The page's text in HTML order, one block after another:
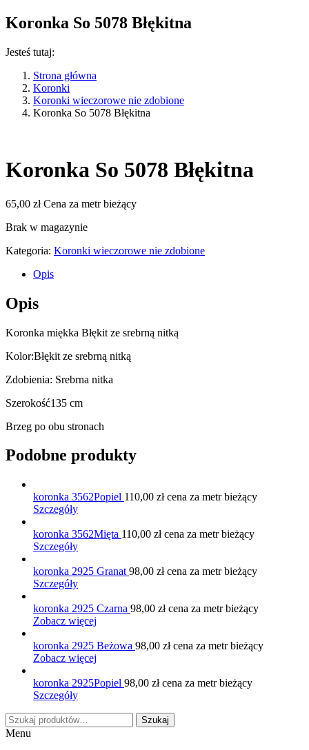
Koronka So 5078 Błękitna
Jesteś tutaj:
Strona główna
Koronki
Koronki wieczorowe nie zdobione
Koronka So 5078 Błękitna
Koronka So 5078 Błękitna
65,00 złCena za metr bieżący
Brak w magazynie
Kategoria: Koronki wieczorowe nie zdobione
Opis
Opis
Koronka miękka Błękit ze srebrną nitką
Kolor:Błękit ze srebrną nitką
Zdobienia: Srebrna nitka
Szerokość135 cm
Brzeg po obu stronach
Podobne produkty
koronka 3562Popiel 110,00 złcena za metr bieżący
Szczegóły
koronka 3562Mięta 110,00 złcena za metr bieżący
Szczegóły
koronka 2925 Granat 98,00 złcena za metr bieżący
Szczegóły
koronka 2925 Czarna 98,00 złcena za metr bieżący
Zobacz więcej
koronka 2925 Beżowa 98,00 złcena za metr bieżący
Zobacz więcej
koronka 2925Popiel 98,00 złcena za metr bieżący
Szczegóły
Szukaj:
Szukaj
Menu